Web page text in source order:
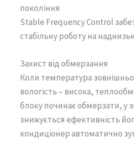
покоління
Stable Frequency Control
стабільну роботу на
Захист від обмерзання
Коли температура
вологість – висока,
блоку починає обмерзати, у
знижується ефективність
кондиціонер автоматично